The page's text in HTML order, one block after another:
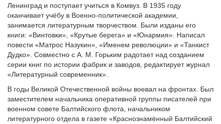
Ленинград и поступает учиться в Комвуз. В 1935 году
оканчивает учёбу в Военно-политической академии,
занимается литературным творчеством. Были изданы его
книги: «Винтовки», «Крутые берега» и «Юнармия». Написал
повести «Матрос Назукин», «Именем революции» и «Танкист
Дудко». Совместно с А. М. Горьким радотает над созданием
серии книг по истории фабрик и заводов, редактирует журнал
«Литературный современник».
В годы Великой Отечественной войны воевал на фронтах. Был
заместителем начальника оперативной группы писателей при
военном совете Балтийского флота, начальником
литературного отдела в газете «Краснознамённый Балтийский